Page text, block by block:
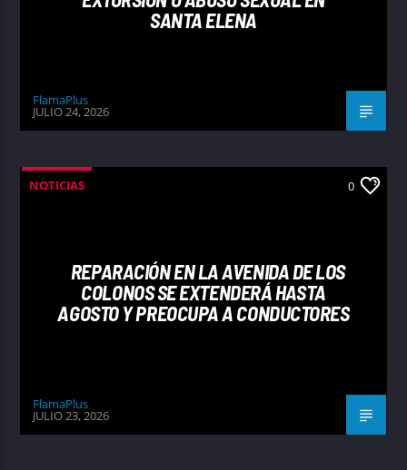
SANTA ELENA
FlamaPlus
JULIO 24, 2026
NOTICIAS 0
REPARACIÓN EN LA AVENIDA DE LOS
COLONOS SE EXTENDERÁ HASTA
AGOSTO Y PREOCUPA A CONDUCTORES
FlamaPlus
JULIO 23, 2026